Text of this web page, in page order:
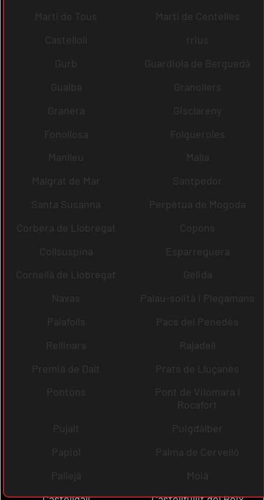
Martí de Tous
Martí de Centelles
Castellolí
rrius
Gurb
Guardiola de Berguedà
Gualba
Granollers
Granera
Gisclareny
Fonollosa
Folgueroles
Manlleu
Malla
Malgrat de Mar
Santpedor
Santa Susanna
Perpètua de Mogoda
Corbera de Llobregat
Copons
Collsuspina
Esparreguera
Cornellà de Llobregat
Gelida
Navas
Palau-solità i Plegamans
Palafolls
Pacs del Penedès
Rellinars
Rajadell
Premià de Dalt
Prats de Lluçanès
Pontons
Pont de Vilomara i
Rocafort
Pujalt
Puigdàlber
Papiol
Palma de Cervelló
Pallejà
Moià